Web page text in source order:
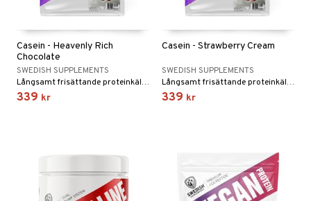
Casein - Heavenly Rich
Chocolate
SWEDISH SUPPLEMENTS
Långsamt frisättande proteinkälla från mjölk som absorberas av kroppen under flera timmar.
339 kr
Casein - Strawberry Cream
SWEDISH SUPPLEMENTS
Långsamt frisättande proteinkälla från mjölk som absorberas av kroppen under flera timmar.
339 kr